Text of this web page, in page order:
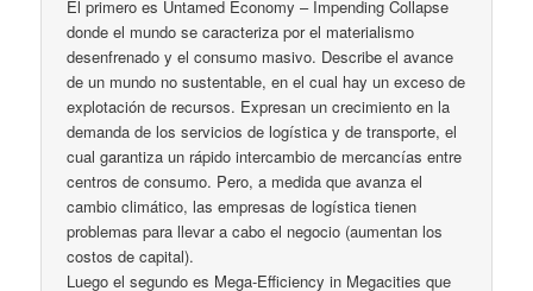
El primero es Untamed Economy – Impending Collapse
donde el mundo se caracteriza por el materialismo
desenfrenado y el consumo masivo. Describe el avance
de un mundo no sustentable, en el cual hay un exceso de
explotación de recursos. Expresan un crecimiento en la
demanda de los servicios de logística y de transporte, el
cual garantiza un rápido intercambio de mercancías entre
centros de consumo. Pero, a medida que avanza el
cambio climático, las empresas de logística tienen
problemas para llevar a cabo el negocio (aumentan los
costos de capital).
Luego el segundo es Mega-Efficiency in Megacities que